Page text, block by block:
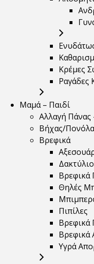
Κρέμες
Ραγάδες
Μαμά – Παιδί
Αλλαγή Πάνας
Βήχας/
Βρεφικά
Βρεφικά
Θηλές
Πιπίλες
Βρεφικά
Βρεφικά
Υγρά